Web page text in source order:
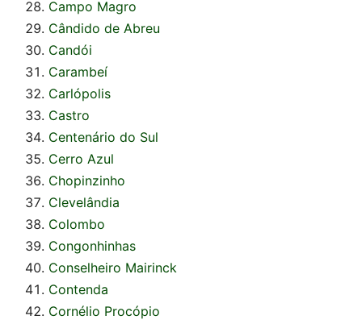
Campo Magro
Cândido de Abreu
Candói
Carambeí
Carlópolis
Castro
Centenário do Sul
Cerro Azul
Chopinzinho
Clevelândia
Colombo
Congonhinhas
Conselheiro Mairinck
Contenda
Cornélio Procópio